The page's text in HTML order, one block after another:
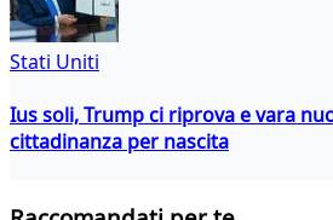
Stati Uniti
Ius soli, Trump ci riprova e vara
cittadinanza per nascita